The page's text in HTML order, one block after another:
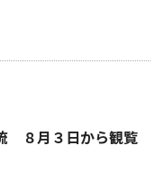
８月３日から観覧